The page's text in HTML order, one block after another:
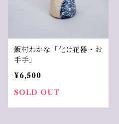
飯村わかな「化け花器・お
手手」
¥6,500
SOLD OUT